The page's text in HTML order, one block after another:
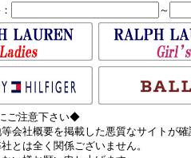
～
ご注意下さい◆
会社概要を掲載した悪質なサイトが
とは全く関係ございません。